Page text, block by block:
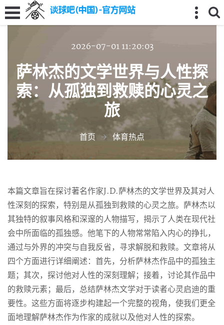
2026-07-01 11:20:03
萨林杰的文学世界与人性探
索：从孤独到救赎的心灵之
旅
首页 体育热点
本篇文章旨在探讨著名作家J.D.萨林杰的文学世界及其对人
性深刻的探索，特别是从孤独到救赎的心灵之旅。萨林杰以
其独特的叙事风格和深邃的人物描写，揭示了人类在现代社
会中所面临的孤独感。他笔下的人物常常陷入内心的挣扎，
通过与外界的冲突与自我反省，寻求解脱和救赎。文章将从
四个方面进行详细阐述：首先，分析萨林杰作品中的孤独主
题；其次，探讨他对人性的深刻理解；接着，讨论其作品中
的救赎元素；最后，总结萨林杰文学对于读者心灵启迪的重
要性。这些方面将逐步构建起一个完整的视角，使我们更全
面地理解萨林杰作为作家的成就以及他对人性的探索。